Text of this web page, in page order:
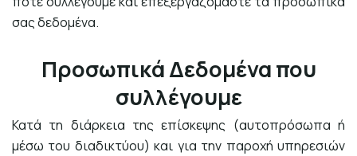
σας δεδομένα.
Προσωπικά Δεδομένα που
συλλέγουμε
Κατά τη διάρκεια της επίσκεψης (αυτοπρόσωπα ή
μέσω του διαδικτύου) και για την παροχή υπηρεσιών